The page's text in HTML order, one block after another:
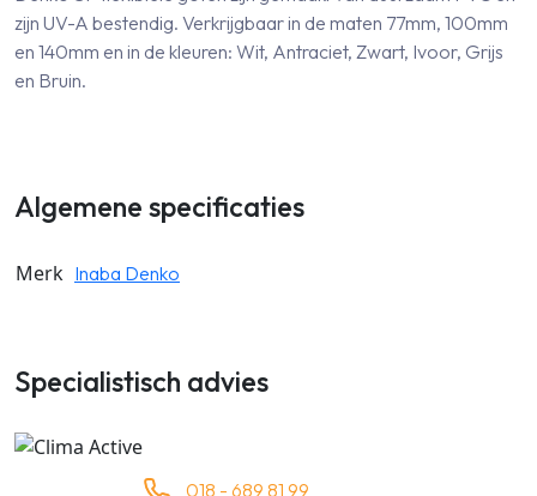
zijn UV-A bestendig. Verkrijgbaar in de maten 77mm, 100mm
en 140mm en in de kleuren: Wit, Antraciet, Zwart, Ivoor, Grijs
en Bruin.
Algemene specificaties
Merk Inaba Denko
Specialistisch advies
018 - 689 81 99